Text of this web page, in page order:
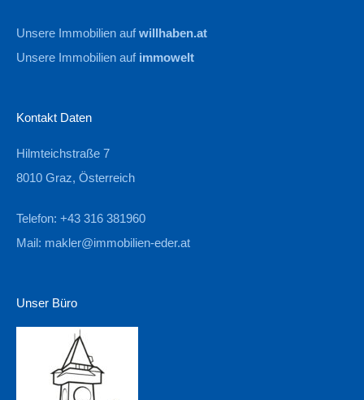
Unsere Immobilien aufwillhaben.at
Unsere Immobilien auf immowelt
Kontakt Daten
Hilmteichstraße 7
8010 Graz, Österreich
Telefon: +43 316 381960
Mail: makler@immobilien-eder.at
Unser Büro